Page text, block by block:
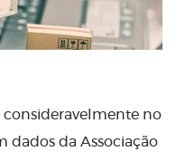
no
dados da Associação